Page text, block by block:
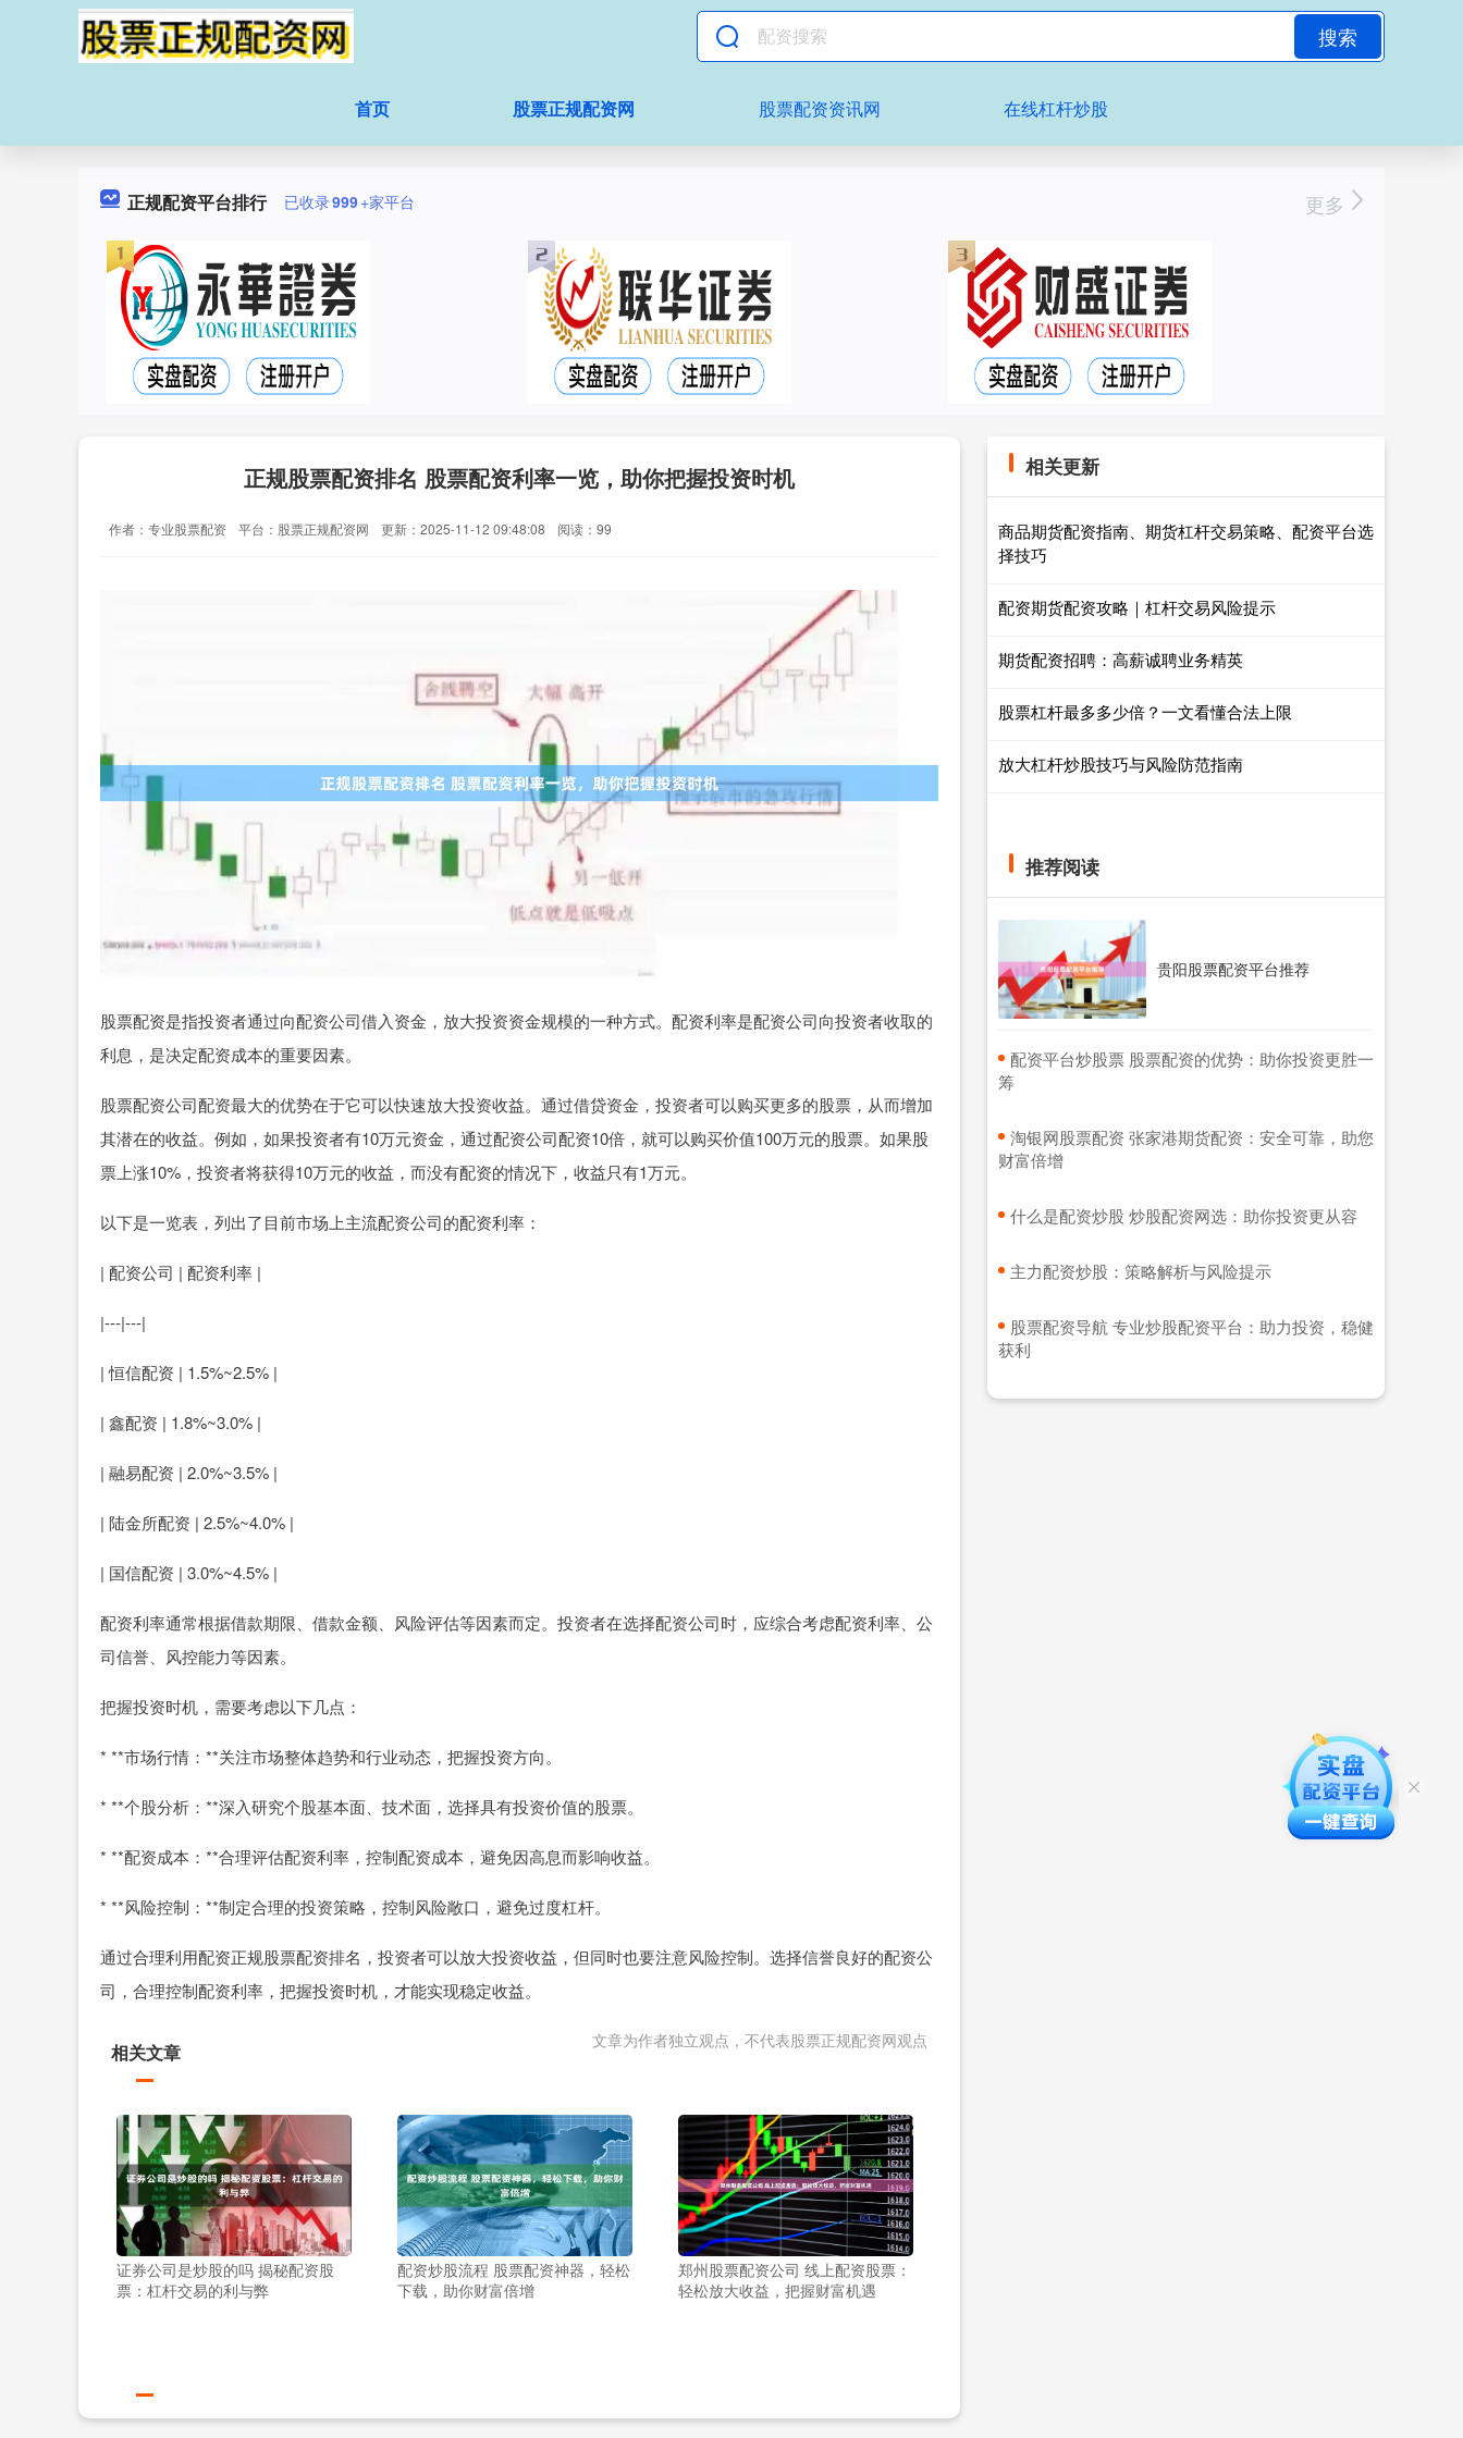
搜索
首页 股票正规配资网 股票配资资讯网 在线杠杆炒股
正规配资平台排行 已收录999+家平台 更多
正规股票配资排名 股票配资利率一览，助你把握投资时机
作者：专业股票配资 平台：股票正规配资网 更新：2025-11-12 09:48:08 阅读：99
股票配资是指投资者通过向配资公司借入资金，放大投资资金规模的一种方式。配资利率是配资公司向投资者收取的
利息，是决定配资成本的重要因素。
股票配资公司配资最大的优势在于它可以快速放大投资收益。通过借贷资金，投资者可以购买更多的股票，从而增加
其潜在的收益。例如，如果投资者有10万元资金，通过配资公司配资10倍，就可以购买价值100万元的股票。如果股
票上涨10%，投资者将获得10万元的收益，而没有配资的情况下，收益只有1万元。
以下是一览表，列出了目前市场上主流配资公司的配资利率：
| 配资公司 | 配资利率 |
|---|---|
| 恒信配资 | 1.5%~2.5% |
| 鑫配资 | 1.8%~3.0% |
| 融易配资 | 2.0%~3.5% |
| 陆金所配资 | 2.5%~4.0% |
| 国信配资 | 3.0%~4.5% |
配资利率通常根据借款期限、借款金额、风险评估等因素而定。投资者在选择配资公司时，应综合考虑配资利率、公
司信誉、风控能力等因素。
把握投资时机，需要考虑以下几点：
* **市场行情：**关注市场整体趋势和行业动态，把握投资方向。
* **个股分析：**深入研究个股基本面、技术面，选择具有投资价值的股票。
* **配资成本：**合理评估配资利率，控制配资成本，避免因高息而影响收益。
* **风险控制：**制定合理的投资策略，控制风险敞口，避免过度杠杆。
通过合理利用配资正规股票配资排名，投资者可以放大投资收益，但同时也要注意风险控制。选择信誉良好的配资公
司，合理控制配资利率，把握投资时机，才能实现稳定收益。
文章为作者独立观点，不代表股票正规配资网观点
相关文章
证券公司是炒股的吗 揭秘配资股
票：杠杆交易的利与弊
配资炒股流程 股票配资神器，轻松
下载，助你财富倍增
郑州股票配资公司 线上配资股票：
轻松放大收益，把握财富机遇
相关更新
商品期货配资指南、期货杠杆交易策略、配资平台选
择技巧
配资期货配资攻略｜杠杆交易风险提示
期货配资招聘：高薪诚聘业务精英
股票杠杆最多多少倍？一文看懂合法上限
放大杠杆炒股技巧与风险防范指南
推荐阅读
贵阳股票配资平台推荐
​配资平台炒股票 股票配资的优势：助你投资更胜一
筹
​淘银网股票配资 张家港期货配资：安全可靠，助您
财富倍增
​什么是配资炒股 炒股配资网选：助你投资更从容
​主力配资炒股：策略解析与风险提示
​股票配资导航 专业炒股配资平台：助力投资，稳健
获利